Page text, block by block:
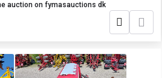
auction on fymasauctions dk